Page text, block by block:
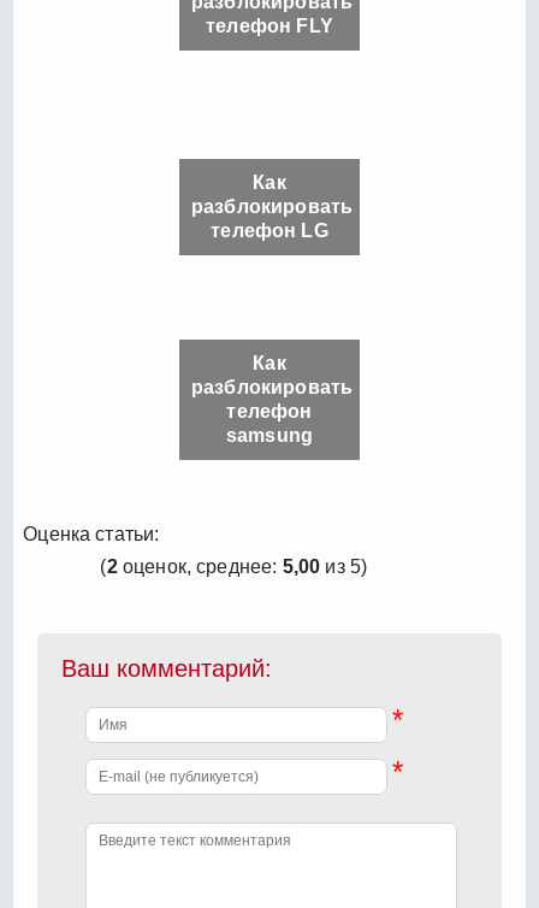
телефон FLY
Как
разблокировать
телефон LG
Как
разблокировать
телефон
samsung
Оценка статьи:
(2оценок, среднее: 5,00 из 5)
Ваш комментарий:
*
*